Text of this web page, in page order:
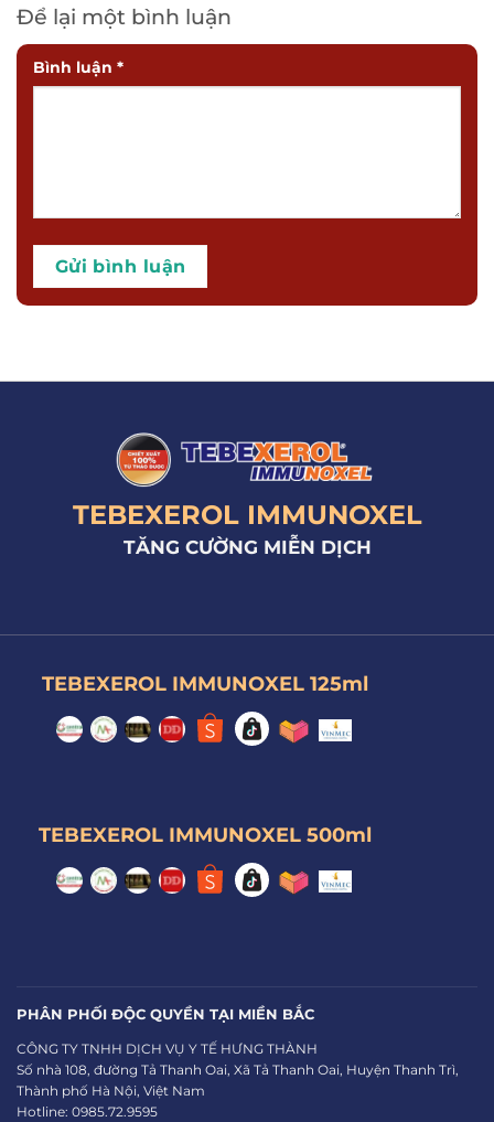
Để lại một bình luận
Bình luận *
TEBEXEROL IMMUNOXEL
TĂNG CƯỜNG MIỄN DỊCH
TEBEXEROL IMMUNOXEL 125ml
TEBEXEROL IMMUNOXEL 500ml
PHÂN PHỐI ĐỘC QUYỀN TẠI MIỀN BẮC
CÔNG TY TNHH DỊCH VỤ Y TẾ HƯNG THÀNH
Số nhà 108, đường Tả Thanh Oai, Xã Tả Thanh Oai, Huyện Thanh Trì,
Thành phố Hà Nội, Việt Nam
Hotline: 0985.72.9595